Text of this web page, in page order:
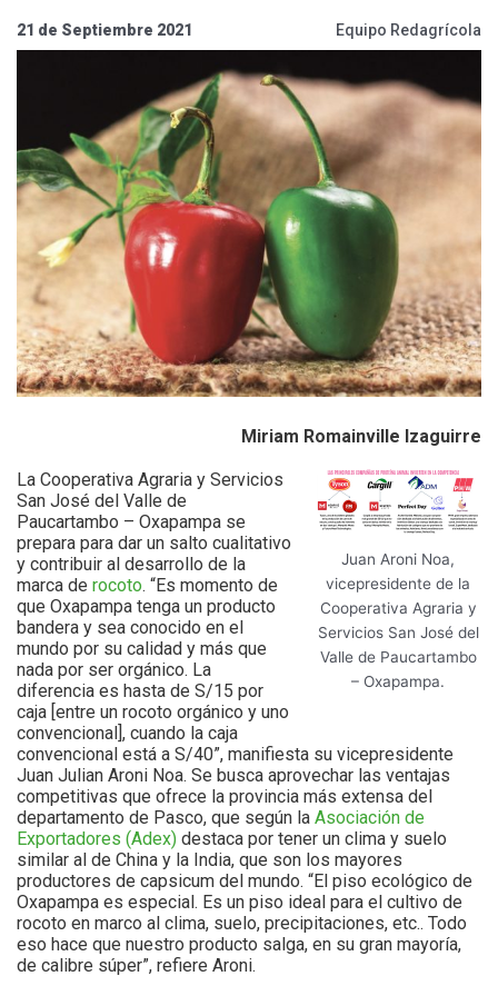
21 de Septiembre 2021 Equipo Redagrícola
Miriam Romainville Izaguirre
Juan Aroni Noa,
vicepresidente de la
Cooperativa Agraria y
Servicios San José del
Valle de Paucartambo
– Oxapampa.
La Cooperativa Agraria y Servicios
San José del Valle de
Paucartambo – Oxapampa se
prepara para dar un salto cualitativo
y contribuir al desarrollo de la
marca de rocoto. “Es momento de
que Oxapampa tenga un producto
bandera y sea conocido en el
mundo por su calidad y más que
nada por ser orgánico. La
diferencia es hasta de S/15 por
caja [entre un rocoto orgánico y uno
convencional], cuando la caja
convencional está a S/40”, manifiesta su vicepresidente
Juan Julian Aroni Noa. Se busca aprovechar las ventajas
competitivas que ofrece la provincia más extensa del
departamento de Pasco, que según la Asociación de
Exportadores (Adex) destaca por tener un clima y suelo
similar al de China y la India, que son los mayores
productores de capsicum del mundo. “El piso ecológico de
Oxapampa es especial. Es un piso ideal para el cultivo de
rocoto en marco al clima, suelo, precipitaciones, etc.. Todo
eso hace que nuestro producto salga, en su gran mayoría,
de calibre súper”, refiere Aroni.